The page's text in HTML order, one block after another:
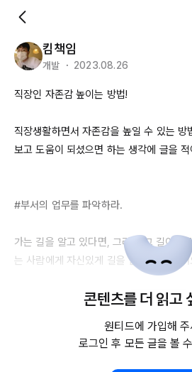
킴책임
개발 ・ 2023.08.26
직장인 자존감 높이는 방법!
직장생활하면서 자존감을 높일 수 있는 방
보고 도움이 되셨으면 하는 생각에 글을
#부서의 업무를 파악하라.
가는 길을 알고 있다면, 그리고 그 길이 맞
는 사람에게 자신있게 길을 안내할 수 있
의 업무만을 숙지하고 있다면 팀원들의 업
회사의 전반적인 업무를 숙지해보시기 바
콘텐츠를 더 읽고
원티드에 가입해 주
로그인 후 모든 글을 볼